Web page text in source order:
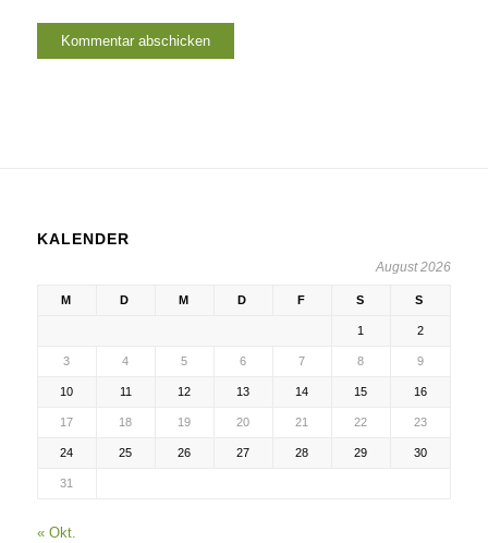
KALENDER
August 2026
M D M D F S S
1 2
3 4 5 6 7 8 9
10 11 12 13 14 15 16
17 18 19 20 21 22 23
24 25 26 27 28 29 30
31
« Okt.